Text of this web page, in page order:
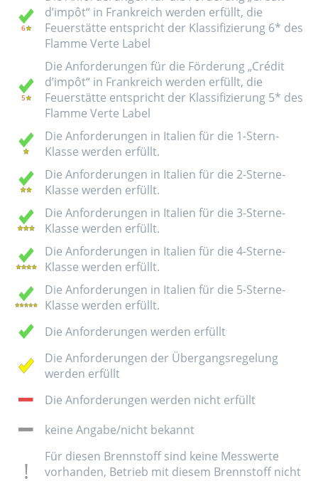
d’impôt“ in Frankreich werden erfüllt, die
Feuerstätte entspricht der Klassifizierung 6* des
Flamme Verte Label
Die Anforderungen für die Förderung „Crédit
d’impôt“ in Frankreich werden erfüllt, die
Feuerstätte entspricht der Klassifizierung 5* des
Flamme Verte Label
Die Anforderungen in Italien für die 1-Stern-
Klasse werden erfüllt.
Die Anforderungen in Italien für die 2-Sterne-
Klasse werden erfüllt.
Die Anforderungen in Italien für die 3-Sterne-
Klasse werden erfüllt.
Die Anforderungen in Italien für die 4-Sterne-
Klasse werden erfüllt.
Die Anforderungen in Italien für die 5-Sterne-
Klasse werden erfüllt.
Die Anforderungen werden erfüllt
Die Anforderungen der Übergangsregelung
werden erfüllt
Die Anforderungen werden nicht erfüllt
keine Angabe/nicht bekannt
Für diesen Brennstoff sind keine Messwerte
vorhanden, Betrieb mit diesem Brennstoff nicht